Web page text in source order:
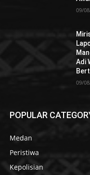
09/
Adi
09/
POPULAR
Medan
Peristiwa
Kepolisian